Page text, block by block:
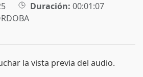
Duración: 00:01:07